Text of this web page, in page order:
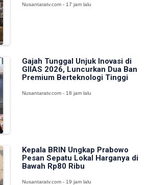
Nusantaratv.com - 17 jam lalu
Gajah Tunggal Unjuk Inovasi di
GIIAS 2026, Luncurkan Dua Ban
Premium Berteknologi Tinggi
Nusantaratv.com - 18 jam lalu
Kepala BRIN Ungkap Prabowo
Pesan Sepatu Lokal Harganya di
Bawah Rp80 Ribu
Nusantaratv.com - 19 jam lalu